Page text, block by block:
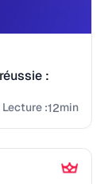
:
Lecture :12min